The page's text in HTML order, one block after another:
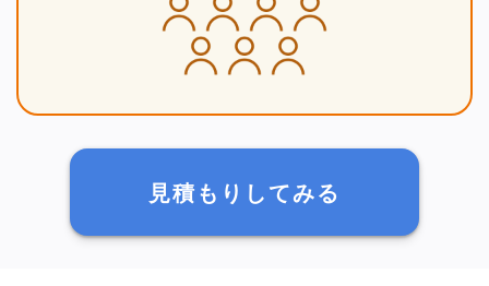
見積もりしてみる